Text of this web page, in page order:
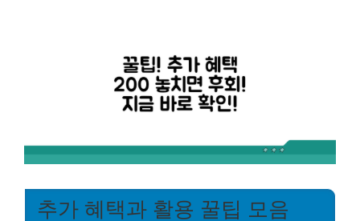
추가 혜택과 활용 꿀팁 모음